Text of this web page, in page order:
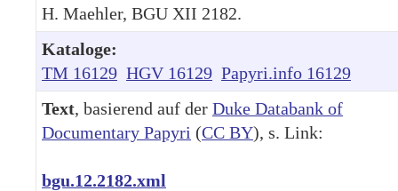
H. Maehler, BGU XII 2182.
Kataloge:
TM 16129 HGV 16129 Papyri.info 16129
Text, basierend auf der Duke Databank of
Documentary Papyri (CC BY), s. Link:
bgu.12.2182.xml